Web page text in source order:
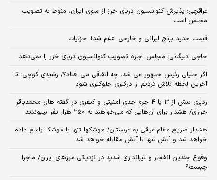
عراقچی: پذیرش کنوانسیون دریای خرز از سوی ایران، منوط به تصویب
مجلس است
قیمت جدید برنج ایرانی و خارجی اعلام شد+ جزئیات
حاجی دلیگانی: مجلس اجازه تصویب کنوانسیون دریای خزر را نمی‌دهد
اگر جلیلی رئیس جمهور می شد، چه اتفاقی می افتاد؟/ رشیدی کوچی: تا
آخرین لحظه تلاش کردیم از درگیری جلوگیری شود
ردپای بیش از ۳ یا ۴ جرم جدی امنیتی و کیفری در گفته های محمدباقر
خرازی/ هشدار برای آن‌هایی که می‌خواهند به ۲۵۰ هزار نفر بپیوندند
هشدار صریح مقام عراقی به عربستان/ موشکها تنها با موشک پاسخ داده
خواهد شد و آتش تنها با آتش مقابله خواهد شد
وقوع چندین انفجار و تیراندازی شدید در نزدیکی مرز‌های ایران/ ماجرا
چیست؟